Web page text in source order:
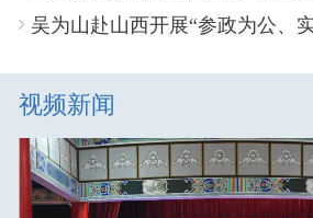
吴为山赴山西开展“参政为公、
视频新闻